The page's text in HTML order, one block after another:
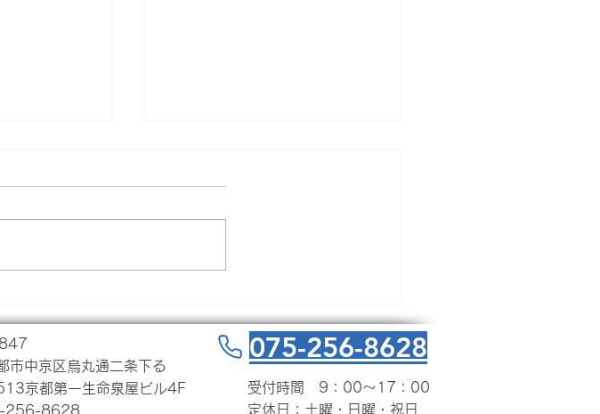
なる対応と
う！ ～顧問
方法～ ※顧
録しても、
しゃるかと思います。 この生前
ると巷で噂されていますが、一
体どういうことでしょうか？ 解
説したいと思います！...
市中京区 烏丸通二条下る
京都第一生命泉屋ビル4F
256-8628
075-256-8628
受付時間 9：00～17：00
​定休日：土曜・日曜・祝日